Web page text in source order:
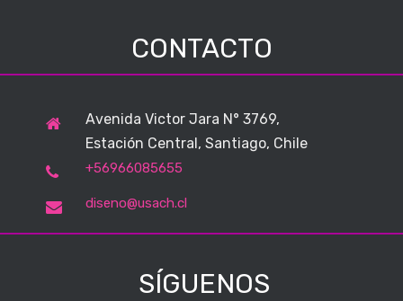
CONTACTO
Avenida Victor Jara N° 3769,
Estación Central, Santiago, Chile
+56966085655
diseno@usach.cl
SÍGUENOS